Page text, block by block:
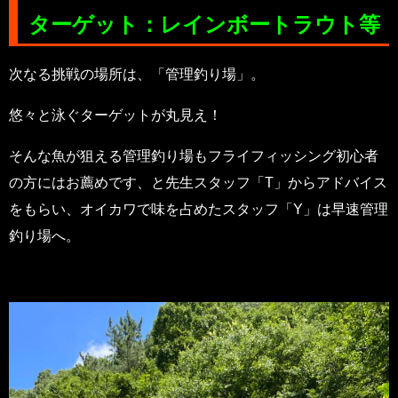
ターゲット：レインボートラウト等
次なる挑戦の場所は、「管理釣り場」。
悠々と泳ぐターゲットが丸見え！
そんな魚が狙える管理釣り場もフライフィッシング初心者
の方にはお薦めです、と先生スタッフ「T」からアドバイス
をもらい、オイカワで味を占めたスタッフ「Y」は早速管理
釣り場へ。